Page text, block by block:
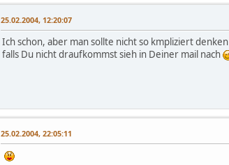
25.02.2004, 12:20:07
Ich schon, aber man sollte nicht so kmpliziert denken
falls Du nicht draufkommst sieh in Deiner mail nach
25.02.2004, 22:05:11